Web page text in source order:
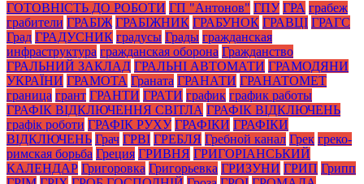
ГОТОВНІСТЬ ДО РОБОТИ ГП "Антонов" ГПУ ГРА грабеж
грабители ГРАБІЖ ГРАБІЖНИК ГРАБУНОК ГРАВЦІ ГРАГС
Град ГРАДУСНИК градусы Грады гражданская
инфраструктура гражданская оборона Гражданство
ГРАЛЬНИЙ ЗАКЛАД ГРАЛЬНІ АВТОМАТИ ГРАМОДЯНИ
УКРАЇНИ ГРАМОТА Граната ГРАНАТИ ГРАНАТОМЕТ
граница грант ГРАНТИ ГРАТИ график график работы
ГРАФІК ВІДКЛЮЧЕННЯ СВІТЛА ГРАФІК ВІДКЛЮЧЕНЬ
графік роботи ГРАФІК РУХУ ГРАФІКИ ГРАФІКИ
ВІДКЛЮЧЕНЬ Грач ГРВІ ГРЕБЛЯ Гребной канал Грек греко-
римская борьба Греция ГРИВНЯ ГРИГОРІАНСЬКИЙ
КАЛЕНДАР Григоровка Григорьевка ГРИЗУНИ ГРИП Грипп